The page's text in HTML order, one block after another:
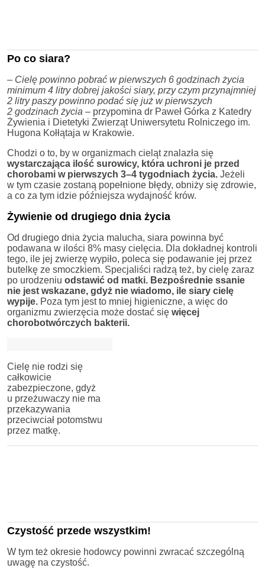
Po co siara?
– Cielę powinno pobrać w pierwszych 6 godzinach życia
minimum 4 litry dobrej jakości siary, przy czym przynajmniej
2 litry paszy powinno podać się już w pierwszych
2 godzinach życia – przypomina dr Paweł Górka z Katedry
Żywienia i Dietetyki Zwierząt Uniwersytetu Rolniczego im.
Hugona Kołłątaja w Krakowie.
Chodzi o to, by w organizmach cieląt znalazła się
wystarczająca ilość surowicy, która uchroni je przed
chorobami w pierwszych 3–4 tygodniach życia. Jeżeli
w tym czasie zostaną popełnione błędy, obniży się zdrowie,
a co za tym idzie późniejsza wydajność krów.
Żywienie od drugiego dnia życia
Od drugiego dnia życia malucha, siara powinna być
podawana w ilości 8% masy cielęcia. Dla dokładnej kontroli
tego, ile jej zwierzę wypiło, poleca się podawanie jej przez
butelkę ze smoczkiem. Specjaliści radzą też, by cielę zaraz
po urodzeniu odstawić od matki. Bezpośrednie ssanie
nie jest wskazane, gdyż nie wiadomo, ile siary cielę
wypije. Poza tym jest to mniej higieniczne, a więc do
organizmu zwierzęcia może dostać się więcej
chorobotwórczych bakterii.
Cielę nie rodzi się
całkowicie
zabezpieczone, gdyż
u przeżuwaczy nie ma
przekazywania
przeciwciał potomstwu
przez matkę.
Czystość przede wszystkim!
W tym też okresie hodowcy powinni zwracać szczególną
uwagę na czystość.